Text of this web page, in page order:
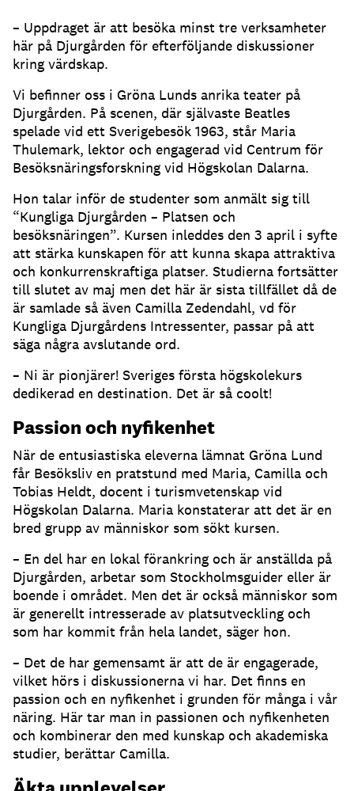
– Uppdraget är att besöka minst tre verksamheter
här på Djurgården för efterföljande diskussioner
kring värdskap.
Vi befinner oss i Gröna Lunds anrika teater på
Djurgården. På scenen, där självaste Beatles
spelade vid ett Sverigebesök 1963, står Maria
Thulemark, lektor och engagerad vid Centrum för
Besöksnäringsforskning vid Högskolan Dalarna.
Hon talar inför de studenter som anmält sig till
“Kungliga Djurgården – Platsen och
besöksnäringen”. Kursen inleddes den 3 april i syfte
att stärka kunskapen för att kunna skapa attraktiva
och konkurrenskraftiga platser. Studierna fortsätter
till slutet av maj men det här är sista tillfället då de
är samlade så även Camilla Zedendahl, vd för
Kungliga Djurgårdens Intressenter, passar på att
säga några avslutande ord.
– Ni är pionjärer! Sveriges första högskolekurs
dedikerad en destination. Det är så coolt!
Passion och nyfikenhet
När de entusiastiska eleverna lämnat Gröna Lund
får Besöksliv en pratstund med Maria, Camilla och
Tobias Heldt, docent i turismvetenskap vid
Högskolan Dalarna. Maria konstaterar att det är en
bred grupp av människor som sökt kursen.
– En del har en lokal förankring och är anställda på
Djurgården, arbetar som Stockholmsguider eller är
boende i området. Men det är också människor som
är generellt intresserade av platsutveckling och
som har kommit från hela landet, säger hon.
– Det de har gemensamt är att de är engagerade,
vilket hörs i diskussionerna vi har. Det finns en
passion och en nyfikenhet i grunden för många i vår
näring. Här tar man in passionen och nyfikenheten
och kombinerar den med kunskap och akademiska
studier, berättar Camilla.